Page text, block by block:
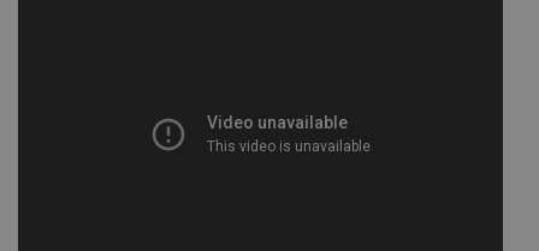
Unbedingt erforderliche Cookies ermöglichen
wesentliche Kernfunktionen der Website wie die
Benutzeranmeldung und die Kontoverwaltung.